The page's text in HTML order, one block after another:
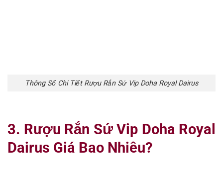
Thông Số Chi Tiết Rượu Rắn Sứ Vip Doha Royal Dairus
3. Rượu Rắn Sứ Vip Doha Royal
Dairus Giá Bao Nhiêu?